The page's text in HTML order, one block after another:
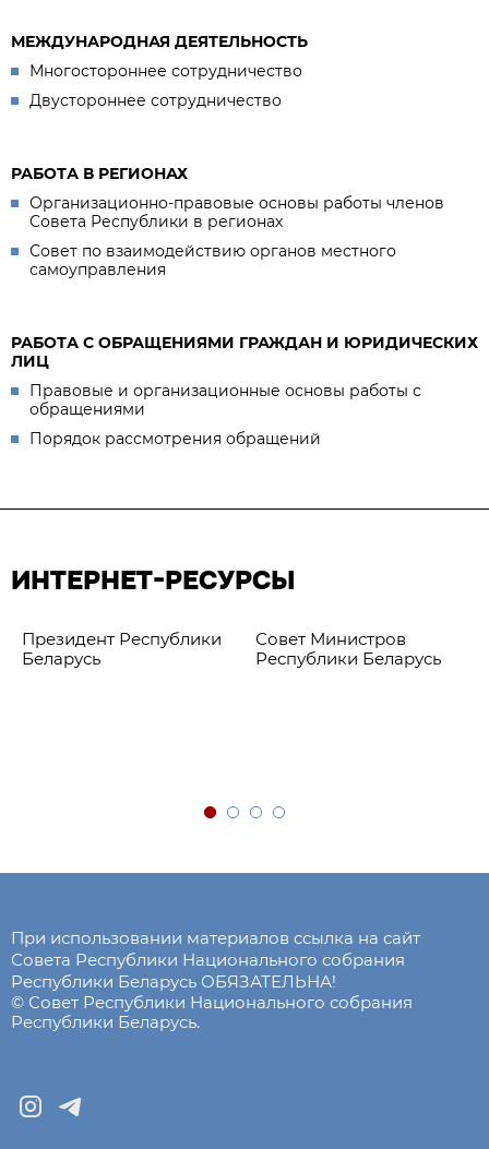
МЕЖДУНАРОДНАЯ ДЕЯТЕЛЬНОСТЬ
Многостороннее сотрудничество
Двустороннее сотрудничество
РАБОТА В РЕГИОНАХ
Организационно-правовые основы работы членов
Совета Республики в регионах
Совет по взаимодействию органов местного
самоуправления
РАБОТА С ОБРАЩЕНИЯМИ ГРАЖДАН И ЮРИДИЧЕСКИХ
ЛИЦ
Правовые и организационные основы работы с
обращениями
Порядок рассмотрения обращений
ИНТЕРНЕТ-РЕСУРСЫ
Президент Республики
Беларусь
Совет Министров
Республики Беларусь
При использовании материалов ссылка на сайт
Совета Республики Национального собрания
Республики Беларусь ОБЯЗАТЕЛЬНА!
© Совет Республики Национального собрания
Республики Беларусь.